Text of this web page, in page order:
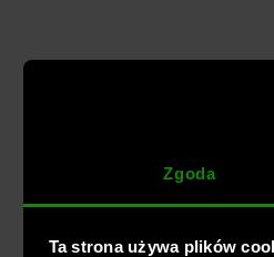
Zgoda
Ta strona używa plików